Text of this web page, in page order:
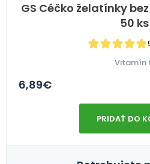
GS Céčko želatínky
50 ks
Vitamín
6,89€
PRIDAŤ DO